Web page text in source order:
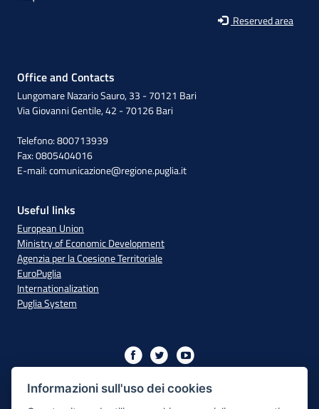
Reserved area
Office and Contacts
Lungomare Nazario Sauro, 33 - 70121 Bari
Via Giovanni Gentile, 42 - 70126 Bari
Telefono: 800713939
Fax: 0805404016
E-mail:comunicazione@regione.puglia.it
Useful links
European Union
Ministry of Economic Development
Agenzia per la Coesione Territoriale
EuroPuglia
Internationalization
Puglia System
2014/2020 - Axis XIII
Informazioni sull'uso dei cookies